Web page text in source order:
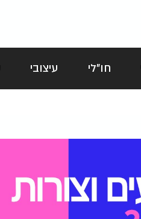
חו"לי עיצובי